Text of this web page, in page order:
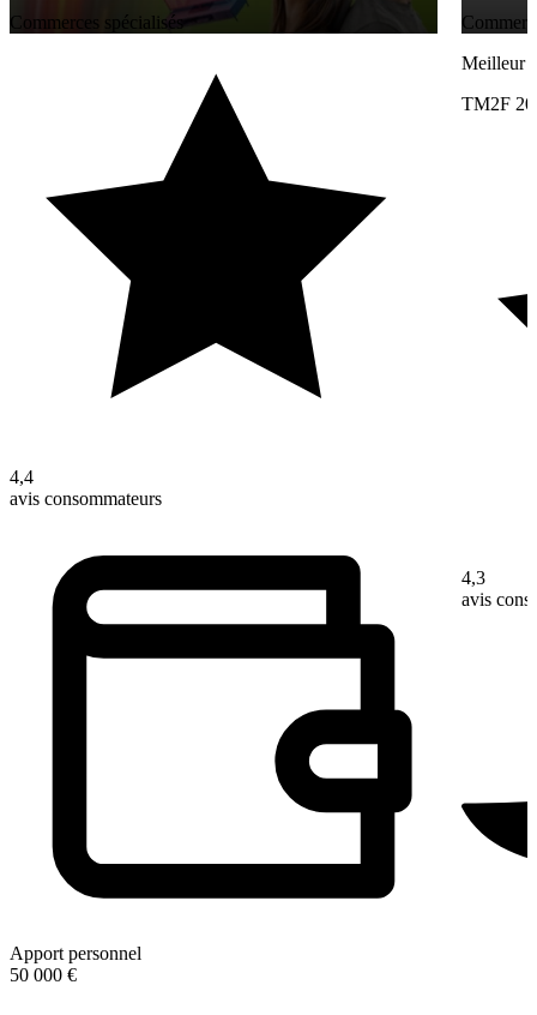
Commerces spécialisés
4,4
avis consommateurs
Apport personnel
50 000 €
Meilleur
TM2F
4,3
avis